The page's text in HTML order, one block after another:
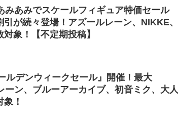
みあみでスケールフィギュア特価セール
が続々登場！アズールレーン、NIKKE、
象！【不定期投稿】
ルデンウィークセール』開催！最大
ン、ブルーアーカイブ、初音ミク、大人
！